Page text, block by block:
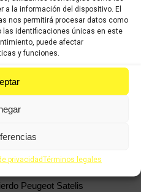
la información del dispositivo. El
nos permitirá procesar datos como
las identificaciones únicas en este
puede afectar
y funciones.
privacidadTérminos legales
Peugeot Satelis
Peugeot Satelis